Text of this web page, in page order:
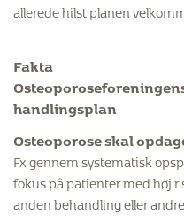
allerede hilst planen
Fakta
handlingsplan
Osteoporose skal
Fx gennem systematisk
fokus på patienter med høj
anden behandling eller